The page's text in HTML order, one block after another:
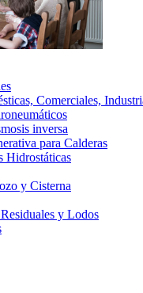
Comerciales,
inversa
para Calderas
Hidrostáticas
y Cisterna
y Lodos